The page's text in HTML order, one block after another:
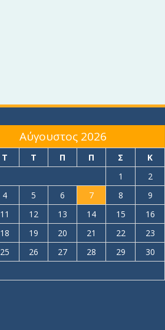
Αύγουστος 2026
Τ Τ Π Π Σ
Κ
1
2
4 5 6 7 8
9
11 12 13 14 15
16
18 19 20 21 22
23
25 26 27 28 29
30